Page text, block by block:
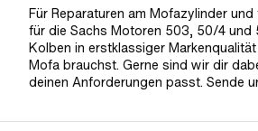
Für Reparaturen am Mofazylinder
für die Sachs Motoren 503, 50/4 und
Kolben in erstklassiger
Mofa brauchst. Gerne sind wir dir
deinen Anforderungen passt. Sende